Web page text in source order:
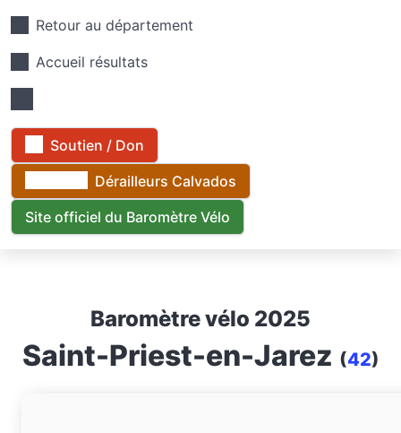
Retour au département
Accueil résultats
Soutien / Don
Dérailleurs Calvados
Site officiel du Baromètre Vélo
Baromètre vélo 2025
Saint-Priest-en-Jarez (42)